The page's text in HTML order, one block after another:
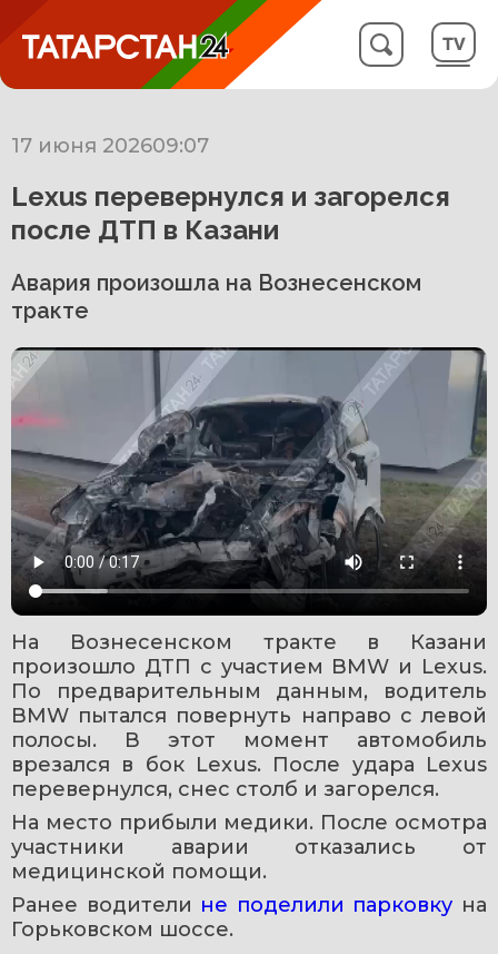
17 июня 202609:07
Lexus перевернулся и загорелся
после ДТП в Казани
Авария произошла на Вознесенском
тракте
На Вознесенском тракте в Казани
произошло ДТП с участием BMW и Lexus.
По предварительным данным, водитель
BMW пытался повернуть направо с левой
полосы. В этот момент автомобиль
врезался в бок Lexus. После удара Lexus
перевернулся, снес столб и загорелся.
На место прибыли медики. После осмотра
участники аварии отказались от
медицинской помощи.
Ранее водители не поделили парковку на
Горьковском шоссе.